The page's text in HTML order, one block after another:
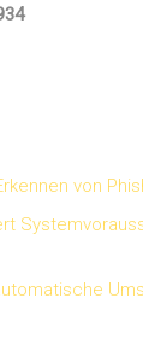
von